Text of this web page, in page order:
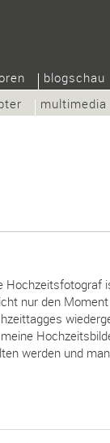
multimedia
blogschau
Hochzeitsfotograf
nur den
werden und